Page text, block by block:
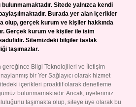
Sitede yalnızca kendi
paylaşılmaktadır. Burada yer alan içerikler
olup, gerçek kurum ve kişiler hakkında
Gerçek kurum ve kişiler ile isim
Sitemizdeki bilgiler taslak
taşımazlar.
gereğince Bilgi Teknolojileri ve İletişim
bir Yer Sağlayıcı olarak hizmet
içerikleri proaktif olarak denetleme
bulunmamaktadır. Ancak, üyelerimiz
taşımakta olup, siteye üye olarak bu